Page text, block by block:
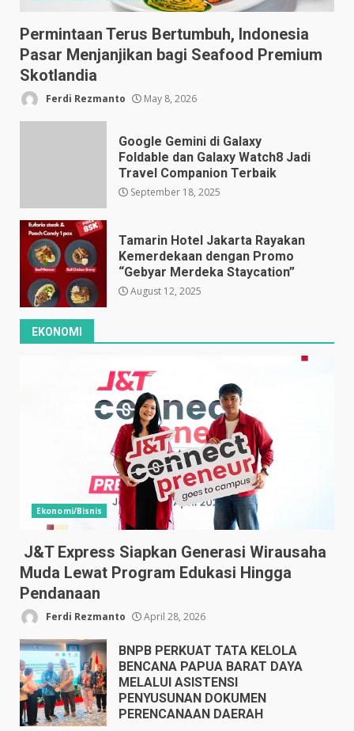
Permintaan Terus Bertumbuh, Indonesia
Pasar Menjanjikan bagi Seafood Premium
Skotlandia
Ferdi Rezmanto May 8, 2026
Google Gemini di Galaxy
Foldable dan Galaxy Watch8 Jadi
Travel Companion Terbaik
September 18, 2025
Tamarin Hotel Jakarta Rayakan
Kemerdekaan dengan Promo
“Gebyar Merdeka Staycation”
August 12, 2025
EKONOMI
Ekonomi/Bisnis
J&T Express Siapkan Generasi Wirausaha
Muda Lewat Program Edukasi Hingga
Pendanaan
Ferdi Rezmanto April 28, 2026
BNPB PERKUAT TATA KELOLA
BENCANA PAPUA BARAT DAYA
MELALUI ASISTENSI
PENYUSUNAN DOKUMEN
PERENCANAAN DAERAH